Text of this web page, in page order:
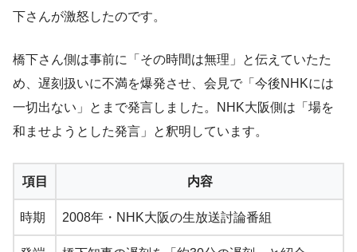
下さんが激怒したのです。
橋下さん側は事前に「その時間は無理」と伝えていたた
め、遅刻扱いに不満を爆発させ、会見で「今後NHKには
一切出ない」とまで発言しました。NHK大阪側は「場を
和ませようとした発言」と釈明しています。
項目 内容
時期 2008年・NHK大阪の生放送討論番組